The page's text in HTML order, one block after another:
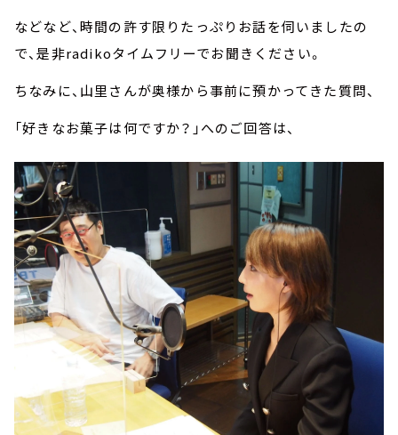
などなど、時間の許す限りたっぷりお話を伺いましたの
で、是非radikoタイムフリーでお聞きください。
ちなみに、山里さんが奥様から事前に預かってきた質問、
「好きなお菓子は何ですか？」へのご回答は、